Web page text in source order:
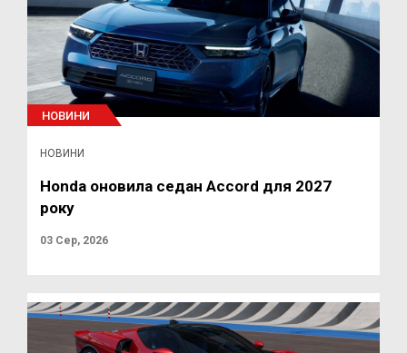
НОВИНИ
НОВИНИ
Honda оновила седан Accord для 2027
року
03 Сер, 2026